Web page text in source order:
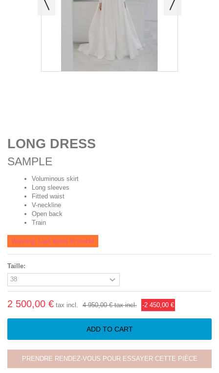
LONG DRESS
SAMPLE
Voluminous skirt
Long sleeves
Fitted waist
V-neckline
Open back
Train
Warning: Last items in stock!
Taille:
2 500,00 € tax incl. 4 950,00 €tax incl. -2 450,00 €
ADD TO CART
PRENDRE RENDEZ-VOUS POUR ESSAYER CETTE PIÈCE